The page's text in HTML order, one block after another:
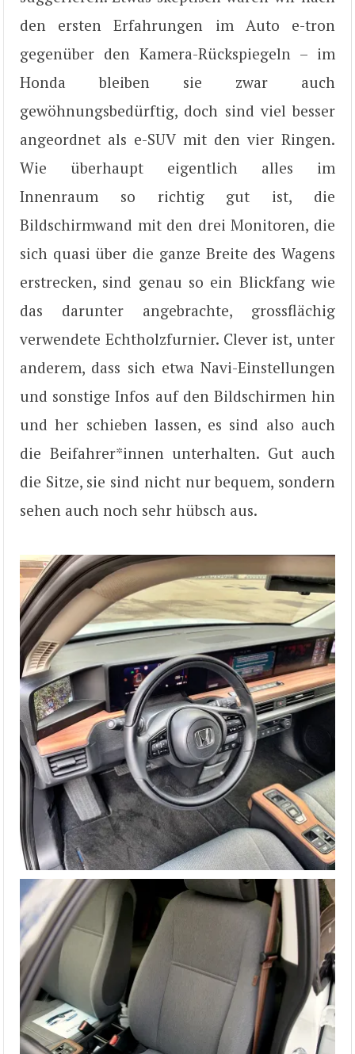
den ersten Erfahrungen im Auto e-tron
gegenüber den Kamera-Rückspiegeln – im
Honda bleiben sie zwar auch
gewöhnungsbedürftig, doch sind viel besser
angeordnet als e-SUV mit den vier Ringen.
Wie überhaupt eigentlich alles im
Innenraum so richtig gut ist, die
Bildschirmwand mit den drei Monitoren, die
sich quasi über die ganze Breite des Wagens
erstrecken, sind genau so ein Blickfang wie
das darunter angebrachte, grossflächig
verwendete Echtholzfurnier. Clever ist, unter
anderem, dass sich etwa Navi-Einstellungen
und sonstige Infos auf den Bildschirmen hin
und her schieben lassen, es sind also auch
die Beifahrer*innen unterhalten. Gut auch
die Sitze, sie sind nicht nur bequem, sondern
sehen auch noch sehr hübsch aus.